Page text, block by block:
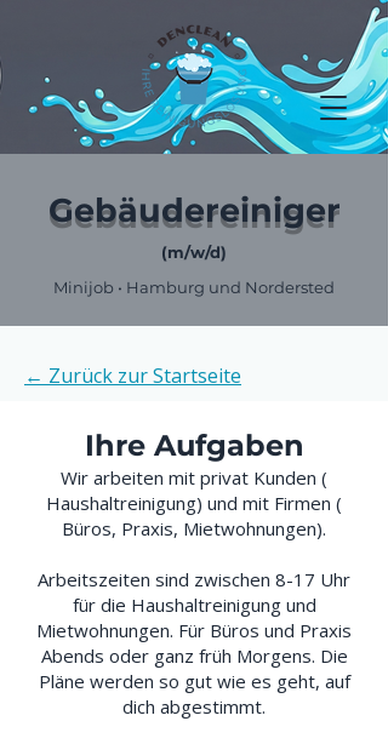
Gebäudereiniger
(m/w/d)
Minijob • Hamburg und Nordersted
← Zurück zur Startseite
Ihre Aufgaben
Wir arbeiten mit privat Kunden (
Haushaltreinigung) und mit Firmen (
Büros, Praxis, Mietwohnungen).
Arbeitszeiten sind zwischen 8-17 Uhr
für die Haushaltreinigung und
Mietwohnungen. Für Büros und Praxis
Abends oder ganz früh Morgens. Die
Pläne werden so gut wie es geht, auf
dich abgestimmt.